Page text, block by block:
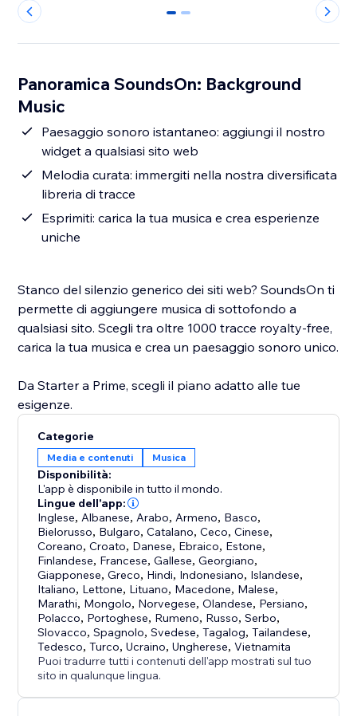
0 1
Panoramica SoundsOn: Background
Music
Paesaggio sonoro istantaneo: aggiungi il nostro
widget a qualsiasi sito web
Melodia curata: immergiti nella nostra diversificata
libreria di tracce
Esprimiti: carica la tua musica e crea esperienze
uniche
Stanco del silenzio generico dei siti web? SoundsOn ti
permette di aggiungere musica di sottofondo a
qualsiasi sito. Scegli tra oltre 1000 tracce royalty-free,
carica la tua musica e crea un paesaggio sonoro unico.
Da Starter a Prime, scegli il piano adatto alle tue
esigenze.
Categorie
Media e contenuti Musica
Disponibilità:
L'app è disponibile in tutto il mondo.
Lingue dell'app:
Inglese, Albanese, Arabo, Armeno, Basco,
Bielorusso, Bulgaro,Catalano,Ceco,Cinese,
Coreano,Croato, Danese, Ebraico, Estone,
Finlandese, Francese,Gallese,Georgiano,
Giapponese,Greco, Hindi, Indonesiano, Islandese,
Italiano, Lettone, Lituano, Macedone, Malese,
Marathi, Mongolo, Norvegese,Olandese, Persiano,
Polacco, Portoghese, Rumeno, Russo,Serbo,
Slovacco,Spagnolo,Svedese,Tagalog,Tailandese,
Tedesco,Turco,Ucraino,Ungherese,Vietnamita
Puoi tradurre tutti i contenuti dell'app mostrati sul tuo
sito in qualunque lingua.